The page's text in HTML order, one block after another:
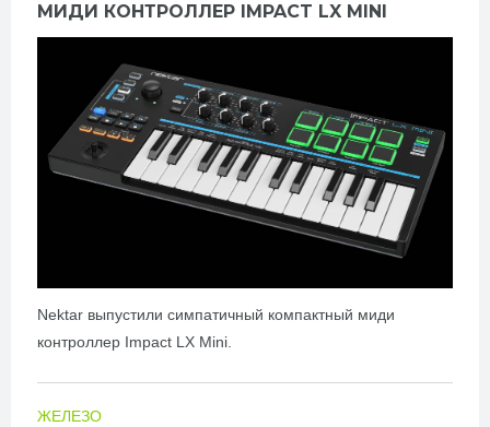
МИДИ КОНТРОЛЛЕР IMPACT LX MINI
Nektar выпустили симпатичный компактный миди
контроллер Impact LX Mini.
ЖЕЛЕЗО